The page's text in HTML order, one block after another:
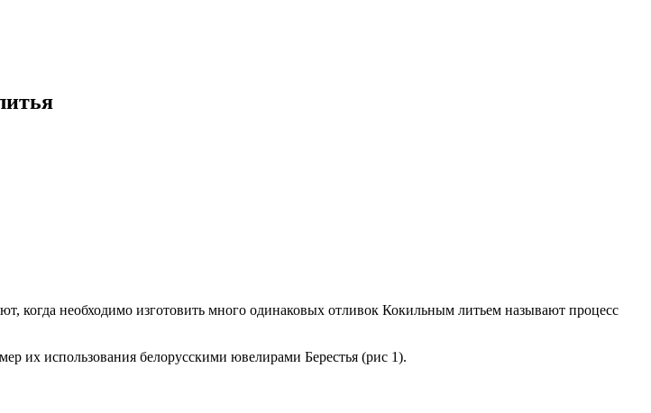
когда необходимо изготовить много одинаковых отливок Кокильным литьем называют процесс
их использования белорусскими ювелирами Берестья (рис 1).